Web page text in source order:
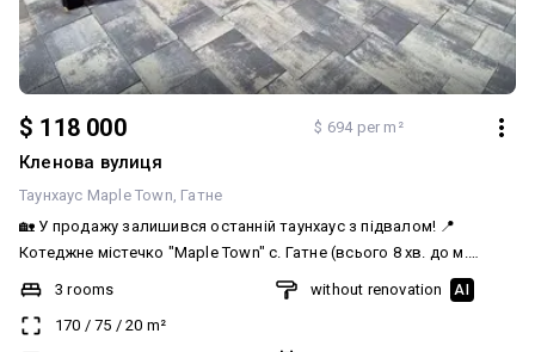
$ 118 000 $ 694 per m²
Кленова вулиця
Таунхаус Maple Town Гатне
🏡 У продажу залишився останній таунхаус з підвалом! 📍
Котеджне містечко "Maple Town" с. Гатне (всього 8 хв. до м.
Теремки) вул. Кленова, 63 ✨ Це фінальна можливість придбати
будинок у затишному комплексі всього з 6 таунхаусів. 🔹
Загальна площа: 119 м² 🔹 Повноцінний підвал: 52 м² (висота
3 rooms
170 /75 /20 m²
without renovation AI